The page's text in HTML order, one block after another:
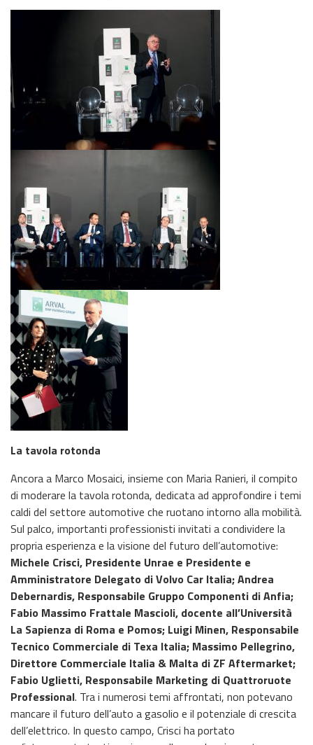
La tavola rotonda
Ancora a Marco Mosaici, insieme con Maria Ranieri, il compito
di moderare la tavola rotonda, dedicata ad approfondire i temi
caldi del settore automotive che ruotano intorno alla mobilità.
Sul palco, importanti professionisti invitati a condividere la
propria esperienza e la visione del futuro dell’automotive:
Michele Crisci, Presidente Unrae e Presidente e
Amministratore Delegato di Volvo Car Italia; Andrea
Debernardis, Responsabile Gruppo Componenti di Anfia;
Fabio Massimo Frattale Mascioli, docente all’Università
La Sapienza di Roma e Pomos; Luigi Minen, Responsabile
Tecnico Commerciale di Texa Italia; Massimo Pellegrino,
Direttore Commerciale Italia & Malta di ZF Aftermarket;
Fabio Uglietti, Responsabile Marketing di Quattroruote
Professional. Tra i numerosi temi affrontati, non potevano
mancare il futuro dell’auto a gasolio e il potenziale di crescita
dell’elettrico. In questo campo, Crisci ha portato